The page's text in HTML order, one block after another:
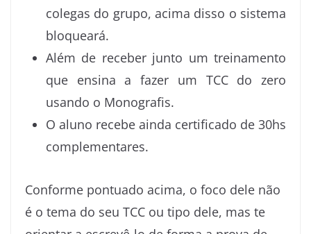
colegas do grupo, acima disso o sistema
bloqueará.
Além de receber junto um treinamento
que ensina a fazer um TCC do zero
usando o Monografis.
O aluno recebe ainda certificado de 30hs
complementares.
Conforme pontuado acima, o foco dele não
é o tema do seu TCC ou tipo dele, mas te